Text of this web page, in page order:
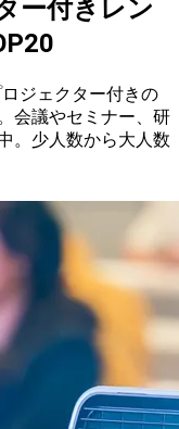
ー付きレン
ジェクター付きの
会議やセミナー、研
。少人数から大人数